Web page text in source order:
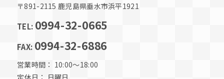
〒891-2115 鹿児島県垂水市浜平1921
TEL: 0994-32-0665
FAX: 0994-32-6886
営業時間： 10:00～18:00